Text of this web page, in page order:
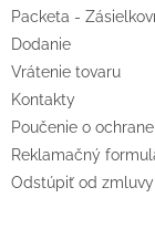
Packeta -
Dodanie
Vrátenie tovaru
Kontakty
Poučenie o
Reklamačný
Odstúpiť od